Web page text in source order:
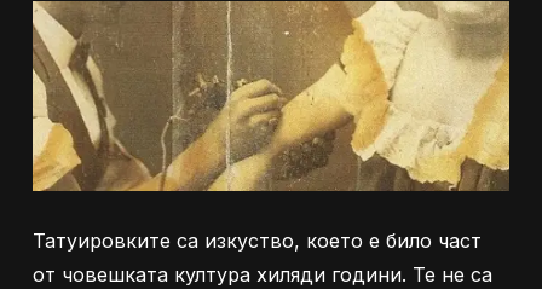
Татуировките са изкуство, което е било част
от човешката култура хиляди години. Те не са